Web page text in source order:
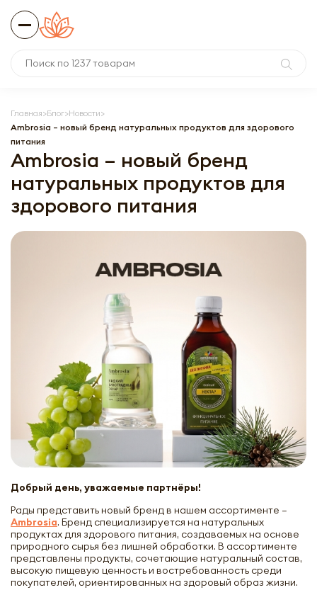
Главная Блог Новости
Ambrosia – новый бренд натуральных продуктов для здорового
питания
Ambrosia – новый бренд
натуральных продуктов для
здорового питания
Добрый день, уважаемые партнёры!
Рады представить новый бренд в нашем ассортименте –
Ambrosia. Бренд специализируется на натуральных
продуктах для здорового питания, создаваемых на основе
природного сырья без лишней обработки. В ассортименте
представлены продукты, сочетающие натуральный состав,
высокую пищевую ценность и востребованность среди
покупателей, ориентированных на здоровый образ жизни.